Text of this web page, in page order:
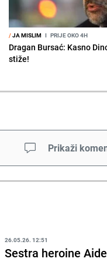
/JA MISLIM I PRIJE OKO 4H
Dragan Bursać: Kasno
stiže!
Prikaži
26.05.26. 12:51
Sestra heroine